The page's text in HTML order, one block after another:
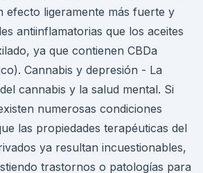
efecto ligeramente más fuerte y
antiinflamatorias que los aceites
ya que contienen CBDa
Cannabis y depresión - La
cannabis y la salud mental. Si
numerosas condiciones
las propiedades terapéuticas del
ya resultan incuestionables,
trastornos o patologías para